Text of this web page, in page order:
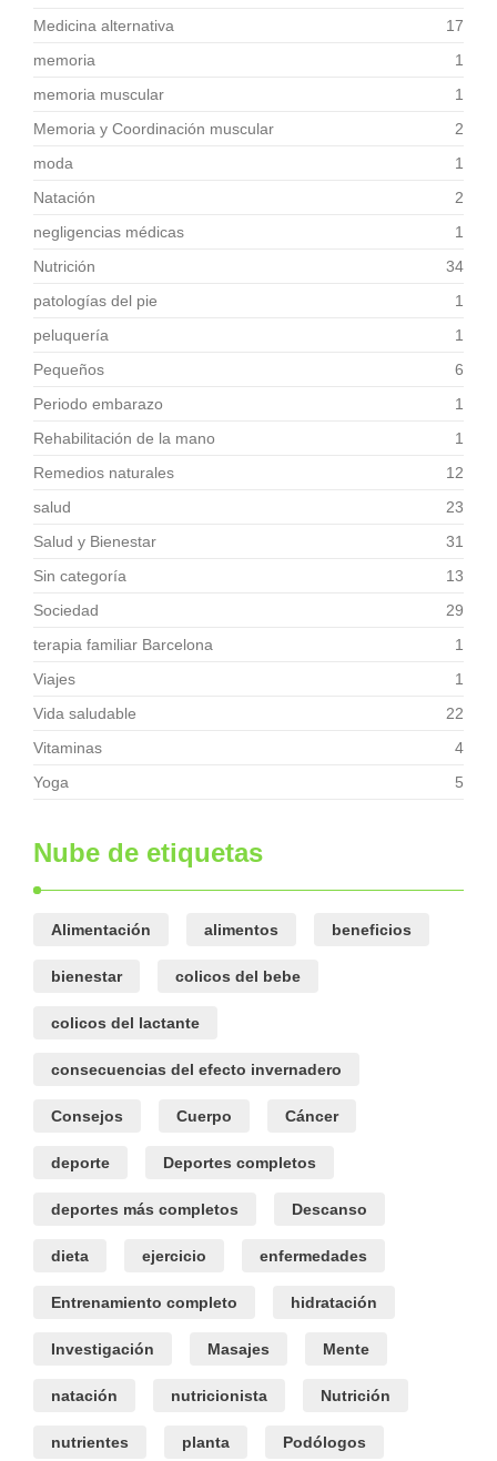
Medicina alternativa
17
memoria
1
memoria muscular
1
Memoria y Coordinación muscular
2
moda
1
Natación
2
negligencias médicas
1
Nutrición
34
patologías del pie
1
peluquería
1
Pequeños
6
Periodo embarazo
1
Rehabilitación de la mano
1
Remedios naturales
12
salud
23
Salud y Bienestar
31
Sin categoría
13
Sociedad
29
terapia familiar Barcelona
1
Viajes
1
Vida saludable
22
Vitaminas
4
Yoga
5
Nube de etiquetas
Alimentación alimentos beneficios
bienestar colicos del bebe
colicos del lactante
consecuencias del efecto invernadero
Consejos Cuerpo Cáncer
deporte Deportes completos
deportes más completos Descanso
dieta ejercicio enfermedades
Entrenamiento completo hidratación
Investigación Masajes Mente
natación nutricionista Nutrición
nutrientes planta Podólogos